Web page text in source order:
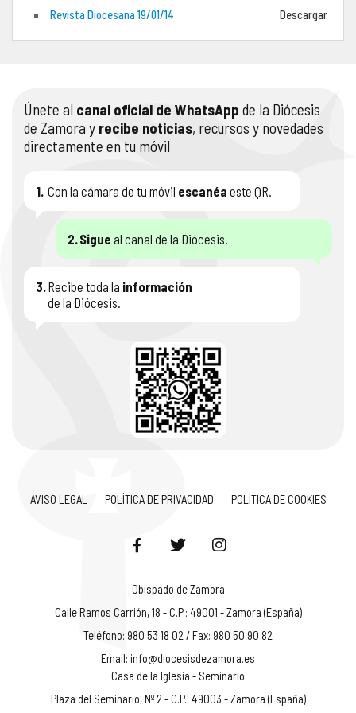
Revista Diocesana 19/01/14 Descargar
Únete al canal oficial de WhatsApp de la Diócesis
de Zamora y recibe noticias, recursos y novedades
directamente en tu móvil
1. Con la cámara de tu móvil escanéa este QR.
2.Sigue al canal de la Diócesis.
3.Recibe toda la información
de la Diócesis.
AVISO LEGAL POLÍTICA DE PRIVACIDAD POLÍTICA DE COOKIES
Obispado de Zamora
Calle Ramos Carrión, 18 - C.P.: 49001 - Zamora (España)
Teléfono: 980 53 18 02 / Fax: 980 50 90 82
Email: info@diocesisdezamora.es
Casa de la Iglesia - Seminario
Plaza del Seminario, Nº 2 - C.P.: 49003 - Zamora (España)
PORTAL DE TRANSPARENCIA
RENDICIÓN CUENTAS ENTIDADES RELIGIOSAS
PREGUNTAS FRECUENTES
APOSTOLADO SEGLAR
VIDA CONSAGRADA
AUDIOS